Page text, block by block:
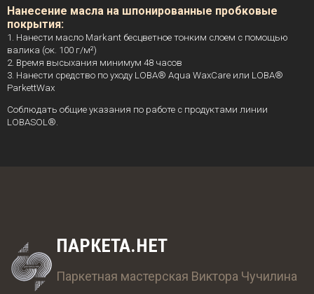
Нанесение масла на шпонированные пробковые
покрытия:
1. Нанести масло Markant бесцветное тонким слоем с помощью
валика (ок. 100 г/м²)
2. Время высыхания минимум 48 часов
3. Нанести средство по уходу LOBA® Aqua WaxCare или LOBA®
ParkettWax
Соблюдать общие указания по работе с продуктами линии
LOBASOL®.
ПАРКЕТА.НЕТ
Паркетная мастерская Виктора Чучилина